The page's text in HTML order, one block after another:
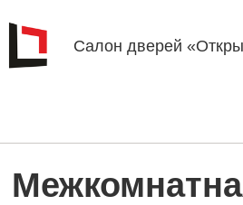
Салон дверей